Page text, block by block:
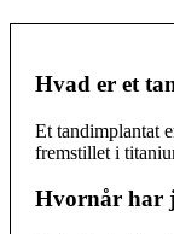
Hvad er et
Et tandimplantat
fremstillet i
Hvornår har